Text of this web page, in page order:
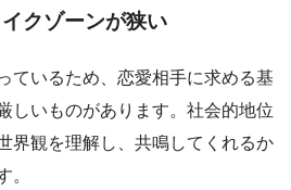
クゾーンが狭い
ているため、恋愛相手に求める基
しいものがあります。社会的地位
界観を理解し、共鳴してくれるか
。